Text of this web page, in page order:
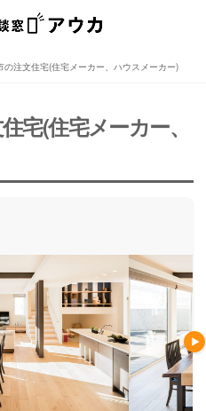
、ハウスメーカー)
宅メーカー、ハウスメーカー)
の注文住宅(住宅メーカー、ハウスメーカー)
宅(住宅メーカー、